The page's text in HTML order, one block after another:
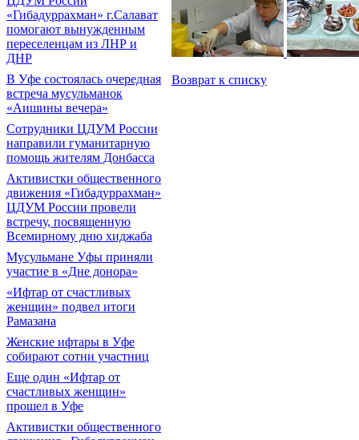
«Гибадуррахман» г.Салават
помогают вынужденным
переселенцам из ЛНР и
ДНР
В Уфе состоялась очередная
встреча мусульманок
«Аишины вечера»
Сотрудники ЦДУМ России
направили гуманитарную
помощь жителям Донбасса
Активистки общественного
движения «Гибадуррахман»
ЦДУМ России провели
встречу, посвященную
Всемирному дню хиджаба
Мусульмане Уфы приняли
участие в «Дне донора»
«Ифтар от счастливых
женщин» подвел итоги
Рамазана
Женские ифтары в Уфе
собирают сотни участниц
Еще один «Ифтар от
счастливых женщин»
прошел в Уфе
Активистки общественного
Возврат к списку